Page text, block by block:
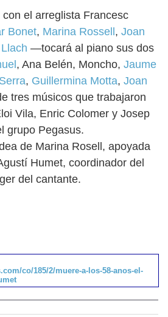
el arreglista Francesc
Bonet, Marina Rossell , Joan
—tocará al piano sus dos
, Ana Belén, Moncho, Jaume
, Guillermina Motta, Joan
tres músicos que trabajaron
Vila, Enric Colomer y Josep
grupo Pegasus.
de Marina Rosell, apoyada
Humet, coordinador del
del cantante.
co/185/2/muere-a-los-58-anos-el-